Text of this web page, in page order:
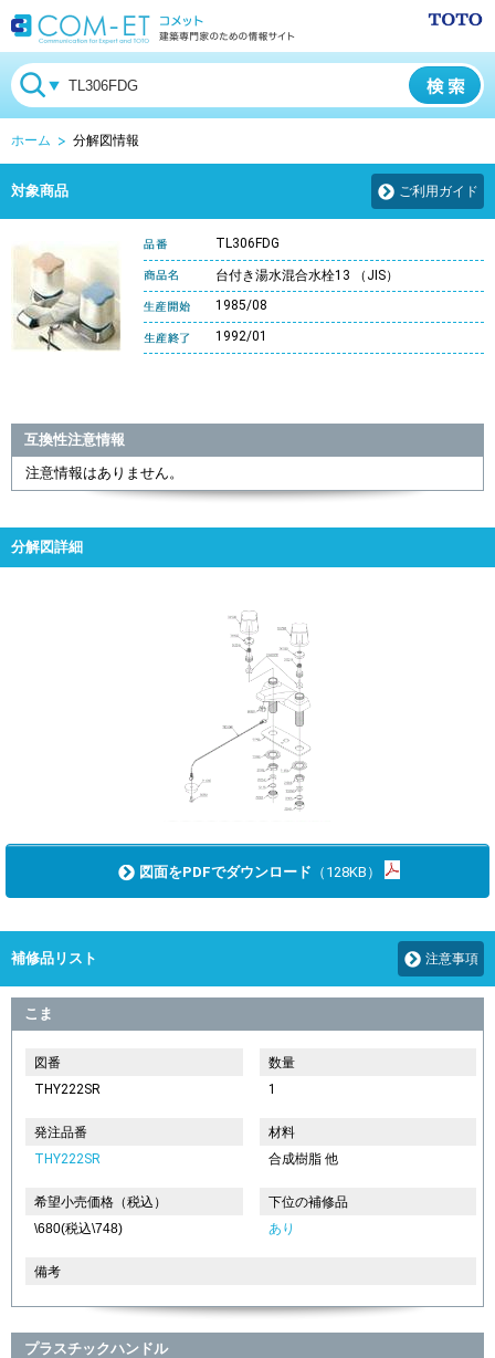
ホーム 分解図情報
対象商品 ご利用ガイド
TL306FDG
台付き湯水混合水栓13 （JIS）
1985/08
1992/01
互換性注意情報
注意情報はありません。
分解図詳細
図面をPDFでダウンロード （128KB）
補修品リスト 注意事項
こま
図番
THY222SR
数量
1
発注品番
THY222SR
材料
合成樹脂 他
希望小売価格（税込）
\680(税込\748)
下位の補修品
あり
備考
プラスチックハンドル